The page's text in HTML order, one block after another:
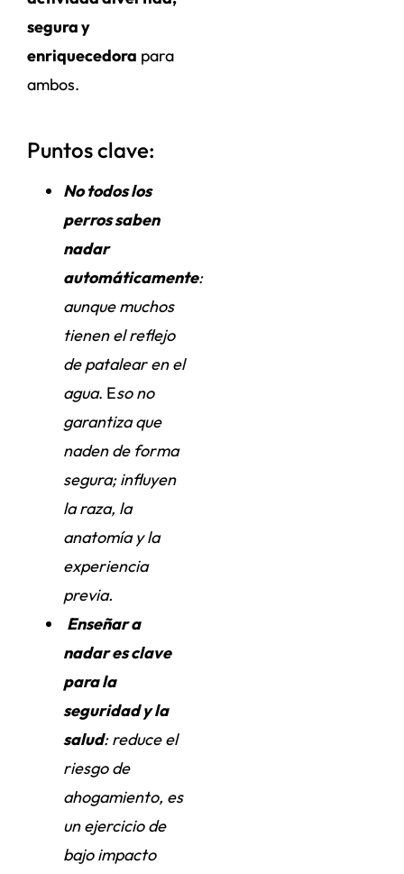
segura y
enriquecedora para
ambos.
Puntos clave:
No todos los
perros saben
nadar
automáticamente:
aunque muchos
tienen el reflejo
de patalear en el
agua. Eso no
garantiza que
naden de forma
segura; influyen
la raza, la
anatomía y la
experiencia
previa.
Enseñar a
nadar es clave
para la
seguridad y la
salud: reduce el
riesgo de
ahogamiento, es
un ejercicio de
bajo impacto